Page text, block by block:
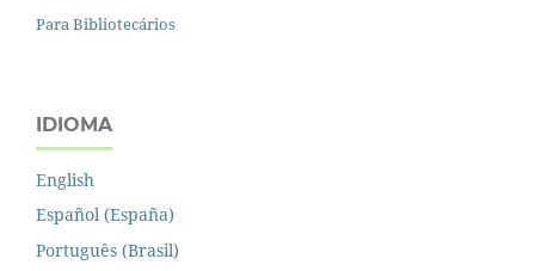
Para Bibliotecários
IDIOMA
English
Español (España)
Português (Brasil)